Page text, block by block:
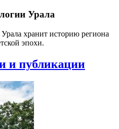
Урала
хранит историю региона
эпохи.
и публикации